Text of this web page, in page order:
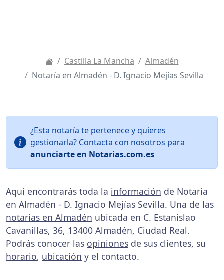
Castilla La Mancha
Almadén
Notaría en Almadén - D. Ignacio Mejías Sevilla
¿Esta notaría te pertenece y quieres
gestionarla? Contacta con nosotros para
anunciarte en Notarias.com.es
Aquí encontrarás toda la información de Notaría
en Almadén - D. Ignacio Mejías Sevilla. Una de las
notarias en Almadén ubicada en C. Estanislao
Cavanillas, 36, 13400 Almadén, Ciudad Real.
Podrás conocer las opiniones de sus clientes, su
horario, ubicación y el contacto.